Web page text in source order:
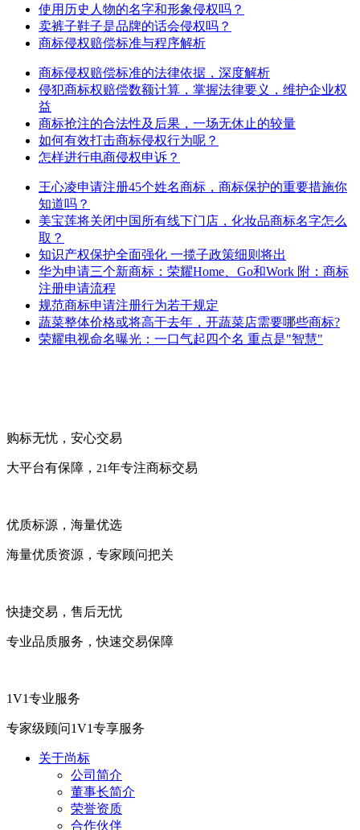
使用历史人物的名字和形象侵权吗？
卖裤子鞋子是品牌的话会侵权吗？
商标侵权赔偿标准与程序解析
商标侵权赔偿标准的法律依据，深度解析
侵犯商标权赔偿数额计算，掌握法律要义，维护企业权
益
商标抢注的合法性及后果，一场无休止的较量
如何有效打击商标侵权行为呢？
怎样进行电商侵权申诉？
王心凌申请注册45个姓名商标，商标保护的重要措施你
知道吗？
美宝莲将关闭中国所有线下门店，化妆品商标名字怎么
取？
知识产权保护全面强化 一揽子政策细则将出
华为申请三个新商标：荣耀Home、Go和Work 附：商标
注册申请流程
规范商标申请注册行为若干规定
蔬菜整体价格或将高于去年，开蔬菜店需要哪些商标?
荣耀电视命名曝光：一口气起四个名 重点是"智慧"
购标无忧，安心交易
大平台有保障， 21 年专注商标交易
优质标源，海量优选
海量优质资源，专家顾问把关
快捷交易，售后无忧
专业品质服务，快速交易保障
1V1专业服务
专家级顾问1V1专享服务
关于尚标
公司简介
董事长简介
荣誉资质
合作伙伴